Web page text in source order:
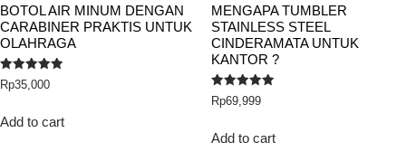
BOTOL AIR MINUM DENGAN
CARABINER PRAKTIS UNTUK
OLAHRAGA
Rated
5.00
Rp35,000
Add to cart
MENGAPA TUMBLER
STAINLESS STEEL
CINDERAMATA UNTUK
KANTOR ?
Rated
5.00
Rp69,999
Add to cart